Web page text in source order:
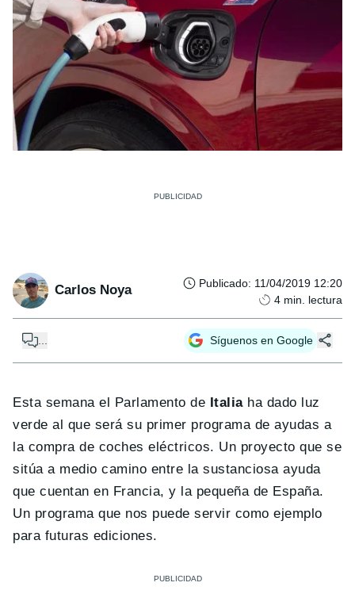
Carlos Noya Publicado: 11/04/2019 12:20
4 min. lectura
Síguenos en Google
Esta semana el Parlamento de Italiaha dado luz
verde al que será su primer programa de ayudas a
la compra de coches eléctricos. Un proyecto que se
sitúa a medio camino entre la sustanciosa ayuda
que cuentan en Francia, y la pequeña de España.
Un programa que nos puede servir como ejemplo
para futuras ediciones.